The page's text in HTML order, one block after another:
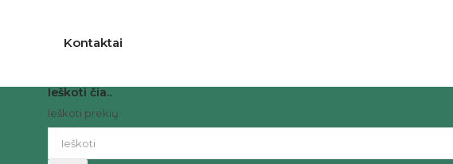
Kontaktai
Ieškoti čia..
Ieškoti prekių: